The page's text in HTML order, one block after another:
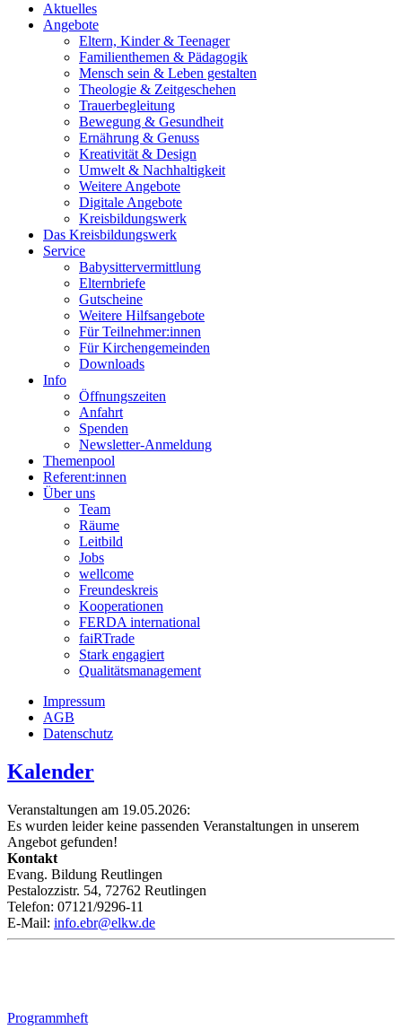
Aktuelles
Angebote
Eltern, Kinder & Teenager
Familienthemen & Pädagogik
Mensch sein & Leben gestalten
Theologie & Zeitgeschehen
Trauerbegleitung
Bewegung & Gesundheit
Ernährung & Genuss
Kreativität & Design
Umwelt & Nachhaltigkeit
Weitere Angebote
Digitale Angebote
Kreisbildungswerk
Das Kreisbildungswerk
Service
Babysittervermittlung
Elternbriefe
Gutscheine
Weitere Hilfsangebote
Für Teilnehmer:innen
Für Kirchengemeinden
Downloads
Info
Öffnungszeiten
Anfahrt
Spenden
Newsletter-Anmeldung
Themenpool
Referent:innen
Über uns
Team
Räume
Leitbild
Jobs
wellcome
Freundeskreis
Kooperationen
FERDA international
faiRTrade
Stark engagiert
Qualitätsmanagement
Impressum
AGB
Datenschutz
Kalender
Veranstaltungen am 19.05.2026:
Es wurden leider keine passenden Veranstaltungen in unserem
Angebot gefunden!
Kontakt
Evang. Bildung Reutlingen
Pestalozzistr. 54, 72762 Reutlingen
Telefon: 07121/9296-11
E-Mail: info.ebr@elkw.de
Programmheft